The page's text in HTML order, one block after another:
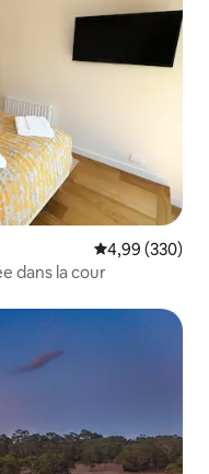
Évaluation
4,99 (330)
dans la cour